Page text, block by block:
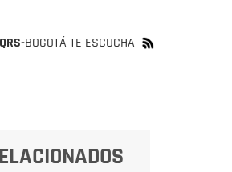
BOGOTÁ TE ESCUCHA